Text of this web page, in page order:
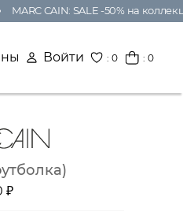
MARC CAIN: SALE -50% на
Войти :0 : 0
₽